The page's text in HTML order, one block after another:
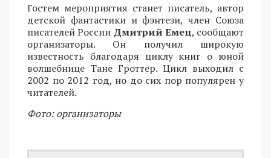
Гостем мероприятия станет писатель, автор
детской фантастики и фэнтези, член Союза
писателей России Дмитрий Емец, сообщают
организаторы. Он получил широкую
известность благодаря циклу книг о юной
волшебнице Тане Гроттер. Цикл выходил с
2002 по 2012 год, но до сих пор популярен у
читателей.
Фото: организаторы